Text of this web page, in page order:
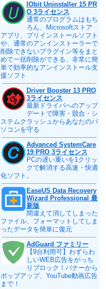
IObit Uninstaller 15 PR
O 3ライセンス
通常のプログラムはもち
ろん、Microsoftストア
アプリ、プリインストールソフト
や、通常のアンインストーラーで
削除できないプラグイン等をまと
めて一括削除ができる、非常に簡
単で効率的なアンインストール支
援ソフト
Driver Booster 13 PRO
3ライセンス
最新ドライバへのアップ
デートで障害・競合・シ
ステムクラッシュからあなたのパ
ソコンを守る
Advanced SystemCare
19 PRO 3ライセンス
PCの遅い重いを1クリッ
クで解消する高速・快適
化ソフト。
EaseUS Data Recovery
Wizard Professional 最
新版
間違えて消してしまった
ファイル、フォーマットしてしま
ったデータを簡単に復元
AdGuard ファミリー
【9台利用可】わずらわ
しいWEB広告をがっち
りブロック！バナーから
ポップアップ、YouTube動画広告
まで！